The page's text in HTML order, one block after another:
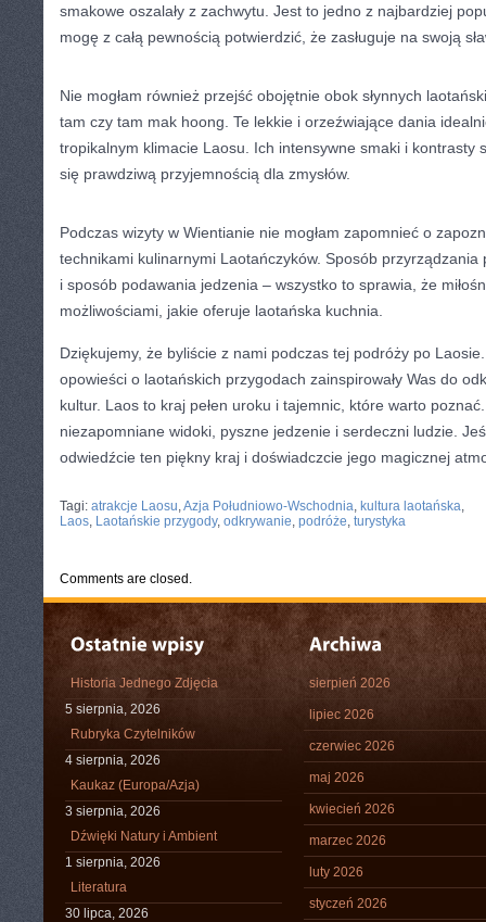
smakowe oszalały ‍z ‌zachwytu. Jest to jedno z‌ najbardziej⁣
mogę z⁤ całą⁣ pewnością potwierdzić, że⁣ zasługuje na swoją
Nie ⁤mogłam również ​przejść obojętnie obok słynnych
tam czy tam ⁣mak hoong. Te lekkie⁤ i orzeźwiające dania
‌tropikalnym klimacie Laosu. Ich intensywne smaki ⁣i kontrasty
się prawdziwą przyjemnością dla zmysłów.
Podczas wizyty ⁣w Wientianie nie‍ mogłam ‌zapomnieć o
‍technikami kulinarnymi Laotańczyków. Sposób przyrządzania
i sposób ‍podawania jedzenia‍ – wszystko‌ to sprawia, ‌że
możliwościami, ⁢jakie oferuje‌ laotańska kuchnia.
Dziękujemy, że byliście ​z nami podczas tej podróży po
opowieści ​o laotańskich przygodach zainspirowały Was do
kultur. Laos ‌to⁤ kraj pełen uroku i tajemnic, które warto
niezapomniane widoki, pyszne jedzenie i⁢ serdeczni ludzie.
odwiedźcie ‍ten piękny kraj i doświadczcie jego magicznej​
Tagi: atrakcje Laosu,Azja Południowo-Wschodnia, kultura laotańska,
Laos, Laotańskie przygody, odkrywanie, podróże, turystyka
Comments are closed.
Historia Jednego Zdjęcia
5 sierpnia, 2026
Rubryka Czytelników
4 sierpnia, 2026
Kaukaz (Europa/Azja)
3 sierpnia, 2026
Dźwięki Natury i Ambient
1 sierpnia, 2026
Literatura
30 lipca, 2026
sierpień 2026
lipiec 2026
czerwiec 2026
maj 2026
kwiecień 2026
marzec 2026
luty 2026
styczeń 2026